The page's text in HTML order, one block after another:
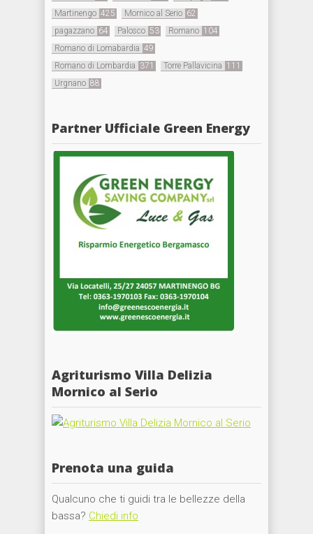
Martinengo 425 Mornico al Serio 62
pagazzano 64 Palosco 53 Romano 104
Romano di Lomabardia 49
Romano di Lombardia 371 Torre Pallavicina 111
Urgnano 88
Partner Ufficiale Green Energy
Agriturismo Villa Delizia
Mornico al Serio
Prenota una guida
Qualcuno che ti guidi tra le bellezze della
bassa? Chiedi info